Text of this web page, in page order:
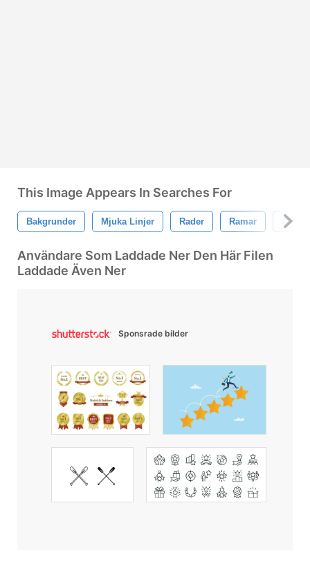
This Image Appears In Searches For
Bakgrunder Mjuka Linjer Rader Ramar
Användare Som Laddade Ner Den Här Filen
Laddade Även Ner
Sponsrade bilder